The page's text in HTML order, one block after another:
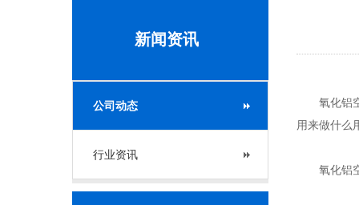
新闻资讯
公司动态
行业资讯
氧化铝空
用来做什么
氧化铝空